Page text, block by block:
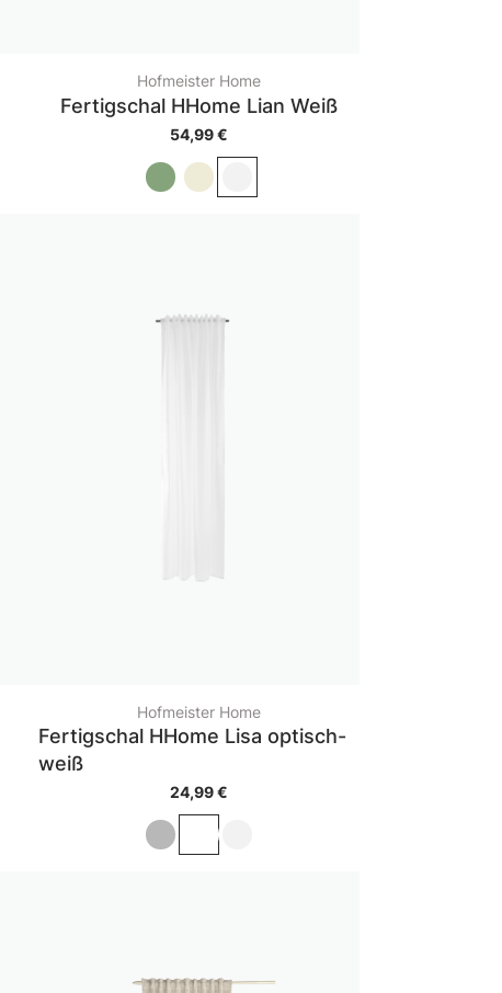
Hofmeister Home
Fertigschal HHome Lian Weiß
54,99 €
Hofmeister Home
Fertigschal HHome Lisa optisch-
weiß
24,99 €